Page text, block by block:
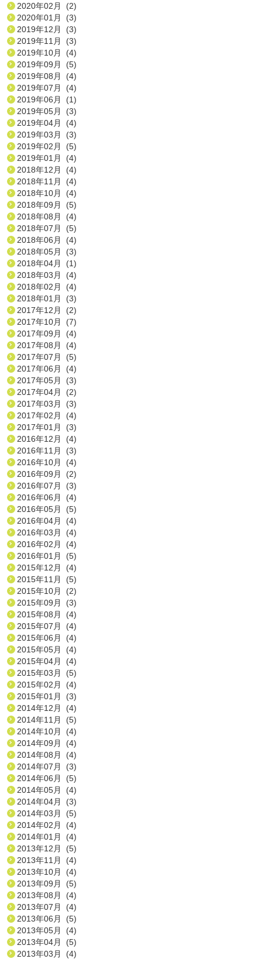
2020年02月 (2)
2020年01月 (3)
2019年12月 (3)
2019年11月 (3)
2019年10月 (4)
2019年09月 (5)
2019年08月 (4)
2019年07月 (4)
2019年06月 (1)
2019年05月 (3)
2019年04月 (4)
2019年03月 (3)
2019年02月 (5)
2019年01月 (4)
2018年12月 (4)
2018年11月 (4)
2018年10月 (4)
2018年09月 (5)
2018年08月 (4)
2018年07月 (5)
2018年06月 (4)
2018年05月 (3)
2018年04月 (1)
2018年03月 (4)
2018年02月 (4)
2018年01月 (3)
2017年12月 (2)
2017年10月 (7)
2017年09月 (4)
2017年08月 (4)
2017年07月 (5)
2017年06月 (4)
2017年05月 (3)
2017年04月 (2)
2017年03月 (3)
2017年02月 (4)
2017年01月 (3)
2016年12月 (4)
2016年11月 (3)
2016年10月 (4)
2016年09月 (2)
2016年07月 (3)
2016年06月 (4)
2016年05月 (5)
2016年04月 (4)
2016年03月 (4)
2016年02月 (4)
2016年01月 (5)
2015年12月 (4)
2015年11月 (5)
2015年10月 (2)
2015年09月 (3)
2015年08月 (4)
2015年07月 (4)
2015年06月 (4)
2015年05月 (4)
2015年04月 (4)
2015年03月 (5)
2015年02月 (4)
2015年01月 (3)
2014年12月 (4)
2014年11月 (5)
2014年10月 (4)
2014年09月 (4)
2014年08月 (4)
2014年07月 (3)
2014年06月 (5)
2014年05月 (4)
2014年04月 (3)
2014年03月 (5)
2014年02月 (4)
2014年01月 (4)
2013年12月 (5)
2013年11月 (4)
2013年10月 (4)
2013年09月 (5)
2013年08月 (4)
2013年07月 (4)
2013年06月 (5)
2013年05月 (4)
2013年04月 (5)
2013年03月 (4)